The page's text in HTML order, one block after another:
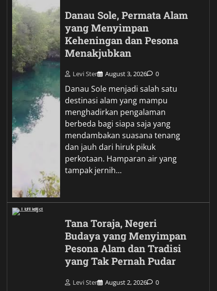
Danau Sole, Permata Alam
yang Menyimpan
Keheningan dan Pesona
Menakjubkan
Levi Ster August 3, 2026 0
Danau Sole menjadi salah satu
destinasi alam yang mampu
menghadirkan pengalaman
berbeda bagi siapa saja yang
mendambakan suasana tenang
dan jauh dari hiruk pikuk
perkotaan. Hamparan air yang
tampak jernih…
Tana Toraja, Negeri
Budaya yang Menyimpan
Pesona Alam dan Tradisi
yang Tak Pernah Pudar
Levi Ster August 2, 2026 0